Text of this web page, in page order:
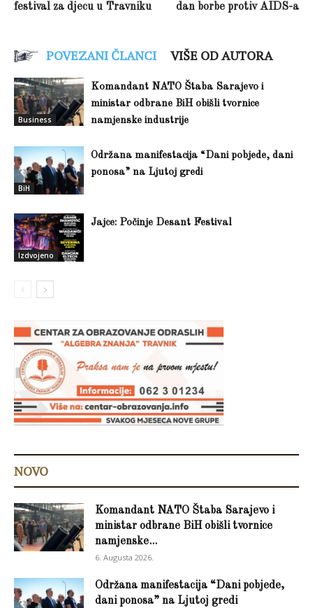
festival za djecu u Travniku dan borbe protiv AIDS-a
POVEZANI ČLANCI VIŠE OD AUTORA
Business
Komandant NATO Štaba Sarajevo i
ministar odbrane BiH obišli tvornice
namjenske industrije
BiH
Održana manifestacija “Dani pobjede, dani
ponosa” na Ljutoj gredi
Izdvojeno
Jajce: Počinje Desant Festival
NOVO
Komandant NATO Štaba Sarajevo i
ministar odbrane BiH obišli tvornice
namjenske...
6. Augusta 2026.
Održana manifestacija “Dani pobjede,
dani ponosa” na Ljutoj gredi